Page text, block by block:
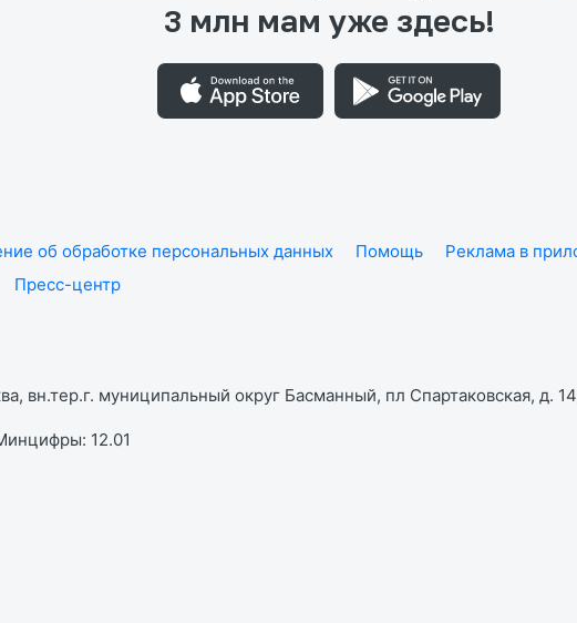
3 млн мам уже здесь!
об обработке персональных данных Помощь Реклама в
Пресс-центр
вн.тер.г. муниципальный округ Басманный, пл Спартаковская, д.
12.01